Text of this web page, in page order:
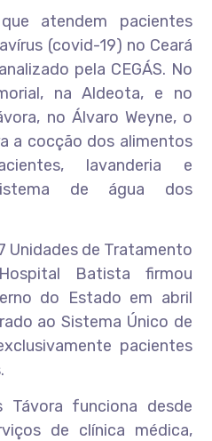
atendem pacientes
(covid-19) no Ceará
pela CEGÁS. No
na Aldeota, e no
no Álvaro Weyne, o
a cocção dos alimentos
lavanderia e
de água dos
Unidades de Tratamento
Batista firmou
do Estado em abril
ao Sistema Único de
pacientes
Távora funciona desde
de clínica médica,